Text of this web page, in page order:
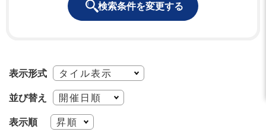
検索条件を変更する
表示形式
並び替え
表示順